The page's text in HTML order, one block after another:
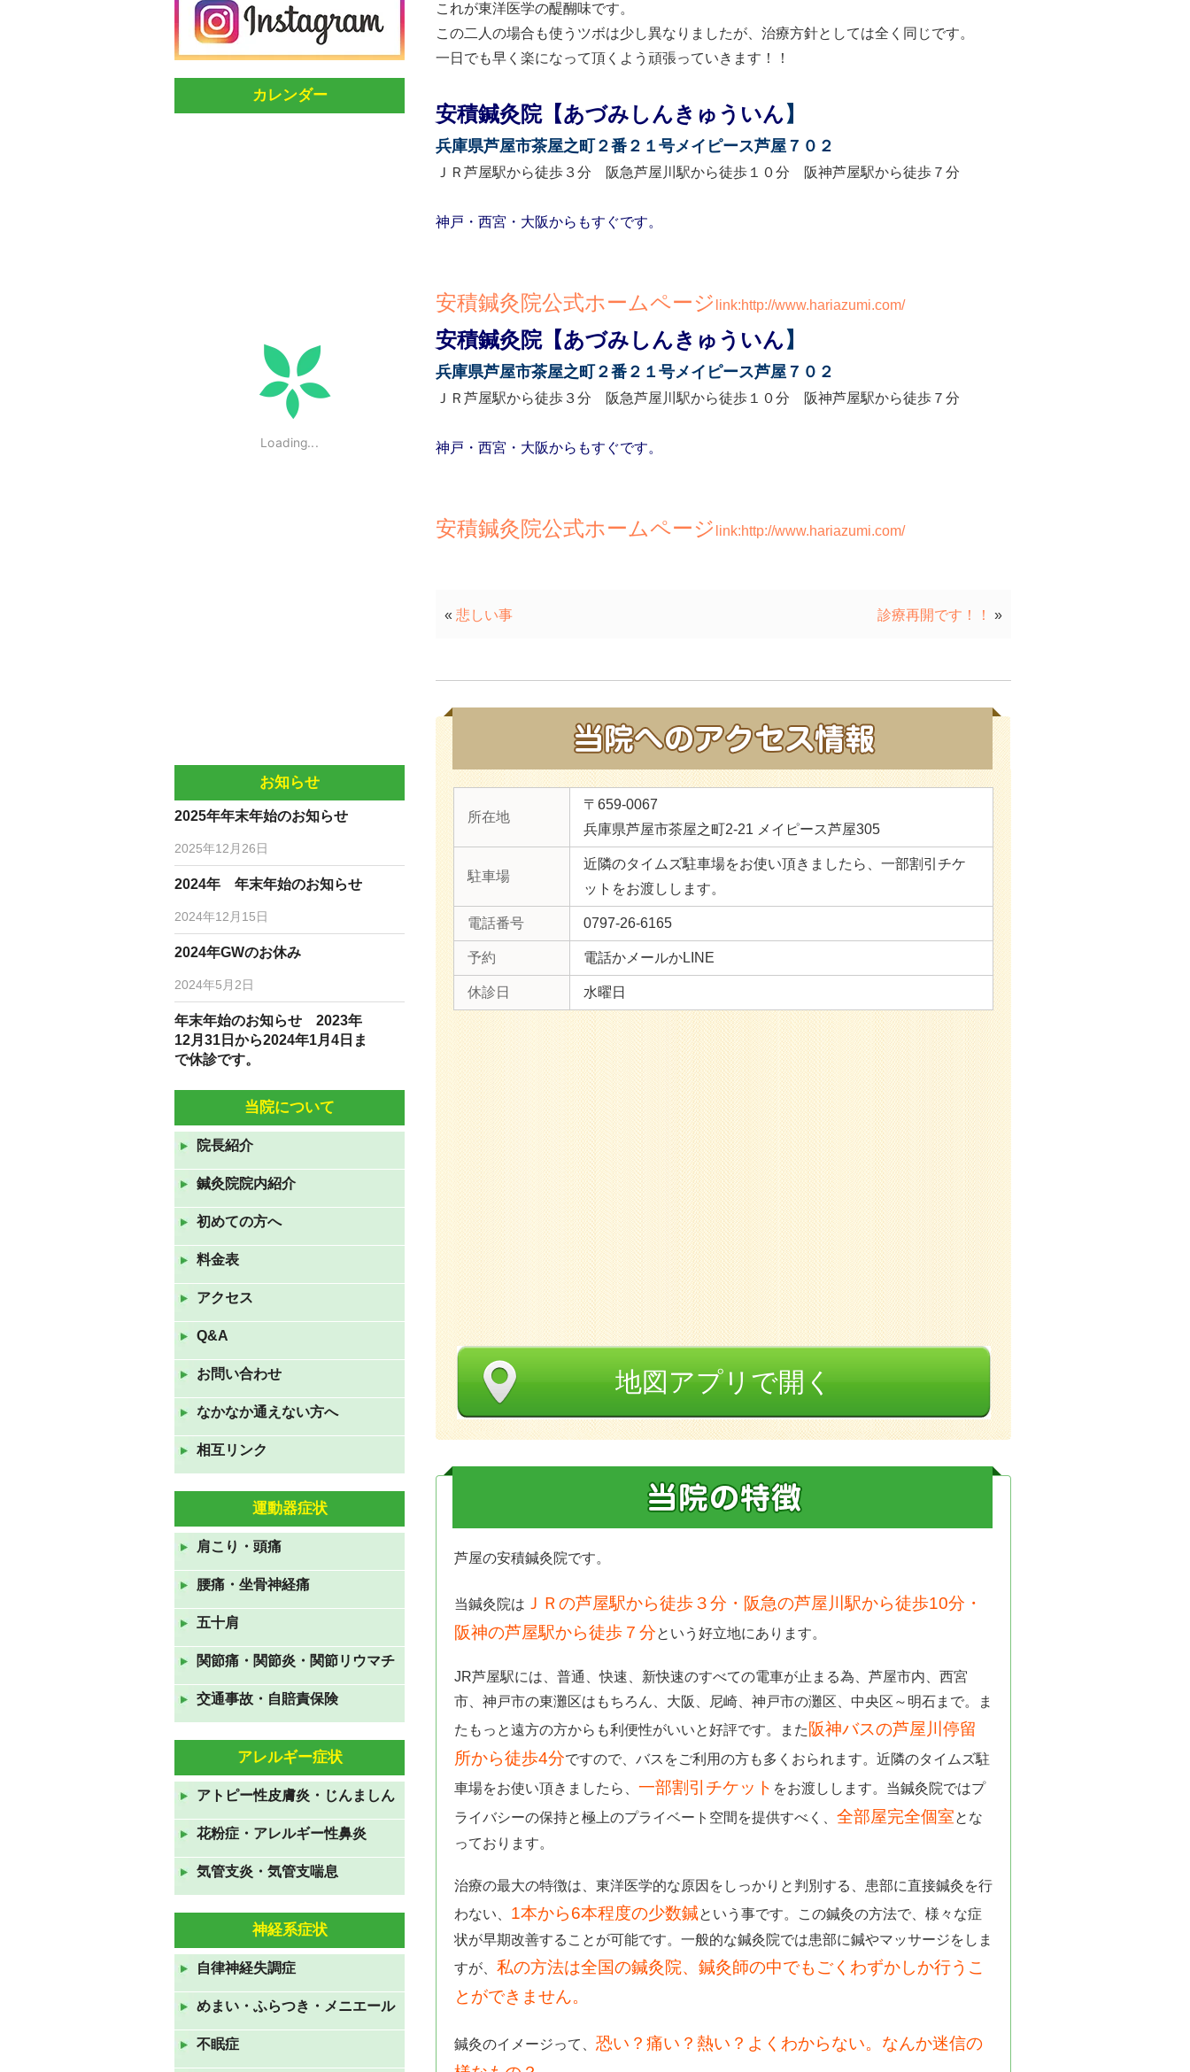
これが東洋医学の醍醐味です。
この二人の場合も使うツボは少し異なりましたが、治療方針としては全く同じです。
一日でも早く楽になって頂くよう頑張っていきます！！
安積鍼灸院【あづみしんきゅういん】
兵庫県芦屋市茶屋之町２番２１号メイピース芦屋７０２
ＪＲ芦屋駅から徒歩３分 阪急芦屋川駅から徒歩１０分 阪神芦屋駅から徒歩７分
神戸・西宮・大阪からもすぐです。
安積鍼灸院公式ホームページ link:http://www.hariazumi.com/
安積鍼灸院【あづみしんきゅういん】
兵庫県芦屋市茶屋之町２番２１号メイピース芦屋７０２
ＪＲ芦屋駅から徒歩３分 阪急芦屋川駅から徒歩１０分 阪神芦屋駅から徒歩７分
神戸・西宮・大阪からもすぐです。
安積鍼灸院公式ホームページ link:http://www.hariazumi.com/
診療再開です！！ »
« 悲しい事
所在地
〒659-0067
兵庫県芦屋市茶屋之町2-21 メイピース芦屋305
駐車場
近隣のタイムズ駐車場をお使い頂きましたら、一部割引チケ
ットをお渡しします。
電話番号 0797-26-6165
予約 電話かメールかLINE
休診日 水曜日
地図アプリで開く
芦屋の安積鍼灸院です。
当鍼灸院は ＪＲの芦屋駅から徒歩３分・阪急の芦屋川駅から徒歩10分・
阪神の芦屋駅から徒歩７分という好立地にあります。
JR芦屋駅には、普通、快速、新快速のすべての電車が止まる為、芦屋市内、西宮
市、神戸市の東灘区はもちろん、大阪、尼崎、神戸市の灘区、中央区～明石まで。ま
たもっと遠方の方からも利便性がいいと好評です。また阪神バスの芦屋川停留
所から徒歩4分ですので、バスをご利用の方も多くおられます。近隣のタイムズ駐
車場をお使い頂きましたら、 一部割引チケット をお渡しします。当鍼灸院ではプ
ライバシーの保持と極上のプライベート空間を提供すべく、 全部屋完全個室とな
っております。
治療の最大の特徴は、東洋医学的な原因をしっかりと判別する、患部に直接鍼灸を行
わない、 1本から6本程度の少数鍼という事です。この鍼灸の方法で、様々な症
状が早期改善することが可能です。一般的な鍼灸院では患部に鍼やマッサージをしま
すが、 私の方法は全国の鍼灸院、鍼灸師の中でもごくわずかしか行うこ
とができません。
鍼灸のイメージって、 恐い？痛い？熱い？よくわからない。なんか迷信の
カレンダー
お知らせ
2025年年末年始のお知らせ
2025年12月26日
2024年 年末年始のお知らせ
2024年12月15日
2024年GWのお休み
2024年5月2日
年末年始のお知らせ 2023年
12月31日から2024年1月4日ま
で休診です。
10月5日(水)6日(木)は臨時休診
です。
す。
は夏休みです。
2022年8月9日
祝)の三連休も休まず診察して
おります。
2022年7月16日
GWも休まず診察しておりま
す。
11月23日(火祝)は通常通り、24
日(水)、25日(木)は臨時休診で
す。
2021年11月22日
８月１５日(日)～１７日(火)ま
でお盆休みです
GWも休まず営業しておりま
2021年4月24日
年末年始のお知らせ 2020年
12月31日から2021年1月3日ま
で休診です。
2020年8月10日
7月23日から26日の祝日も診察
2020年7月19日
ＧＷも休みなく診察していま
当院について
院長紹介
鍼灸院院内紹介
初めての方へ
料金表
アクセス
Q&A
お問い合わせ
なかなか通えない方へ
相互リンク
運動器症状
肩こり・頭痛
腰痛・坐骨神経痛
五十肩
関節痛・関節炎・関節リウマチ
交通事故・自賠責保険
アレルギー症状
アトピー性皮膚炎・じんましん
花粉症・アレルギー性鼻炎
気管支炎・気管支喘息
神経系症状
自律神経失調症
めまい・ふらつき・メニエール
不眠症